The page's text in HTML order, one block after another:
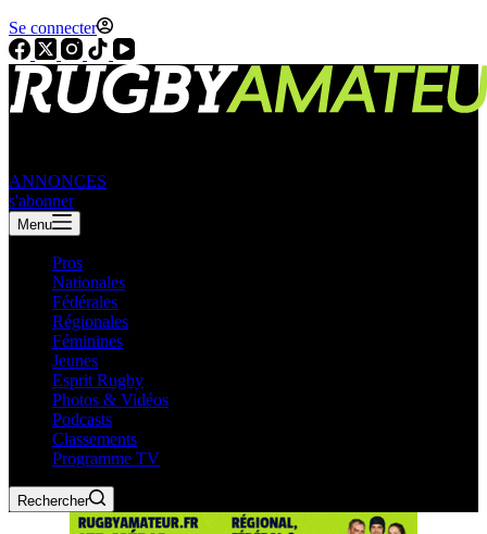
Se connecter
ANNONCES
s'abonner
Menu
Pros
Nationales
Fédérales
Régionales
Féminines
Jeunes
Esprit Rugby
Photos & Vidéos
Podcasts
Classements
Programme TV
Rechercher